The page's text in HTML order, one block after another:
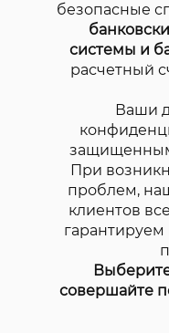
безопасные
системы и
расчетный
Ваши
При
проблем,
клиентов
гарантируем
совершайте